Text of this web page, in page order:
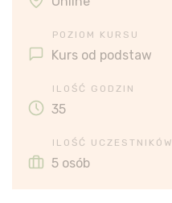
POZIOM KURSU
Kurs od podstaw
ILOŚĆ GODZIN
35
ILOŚĆ UCZESTNIKÓW
5 osób